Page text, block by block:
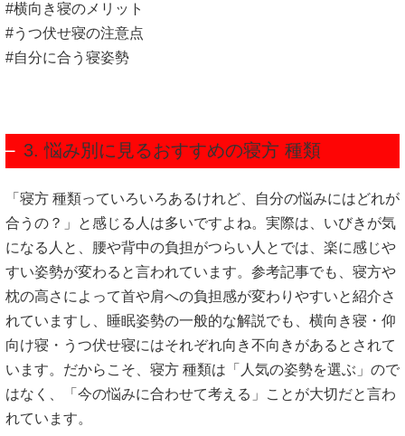
#横向き寝のメリット
#うつ伏せ寝の注意点
#自分に合う寝姿勢
3. 悩み別に見るおすすめの寝方 種類
「寝方 種類っていろいろあるけれど、自分の悩みにはどれが
合うの？」と感じる人は多いですよね。実際は、いびきが気
になる人と、腰や背中の負担がつらい人とでは、楽に感じや
すい姿勢が変わると言われています。参考記事でも、寝方や
枕の高さによって首や肩への負担感が変わりやすいと紹介さ
れていますし、睡眠姿勢の一般的な解説でも、横向き寝・仰
向け寝・うつ伏せ寝にはそれぞれ向き不向きがあるとされて
います。だからこそ、寝方 種類は「人気の姿勢を選ぶ」ので
はなく、「今の悩みに合わせて考える」ことが大切だと言わ
れています。